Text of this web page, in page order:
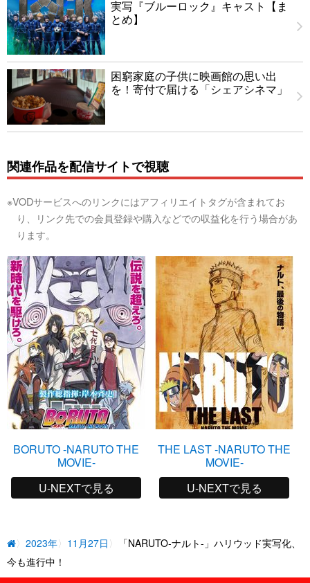
実写『ブルーロック』キャスト【ま
とめ】
困窮家庭の子供に映画館の思い出
を！寄付で届ける「シェアシネマ」
関連作品を配信サイトで視聴
※VODサービスへのリンクにはアフィリエイトタグが含まれてお
り、リンク先での会員登録や購入などでの収益化を行う場合があ
ります。
BORUTO -NARUTO THE
MOVIE-
U-NEXTで見る
THE LAST -NARUTO THE
MOVIE-
U-NEXTで見る
2023年 11月27日
「NARUTO-ナルト-」ハリウッド実写化、
今も進行中！